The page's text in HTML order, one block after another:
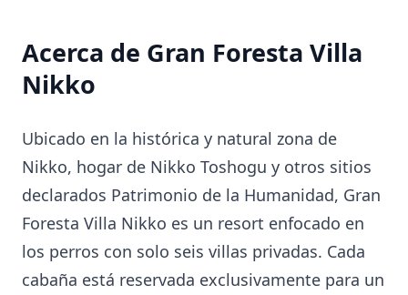
Acerca de Gran Foresta Villa
Nikko
Ubicado en la histórica y natural zona de
Nikko, hogar de Nikko Toshogu y otros sitios
declarados Patrimonio de la Humanidad, Gran
Foresta Villa Nikko es un resort enfocado en
los perros con solo seis villas privadas. Cada
cabaña está reservada exclusivamente para un